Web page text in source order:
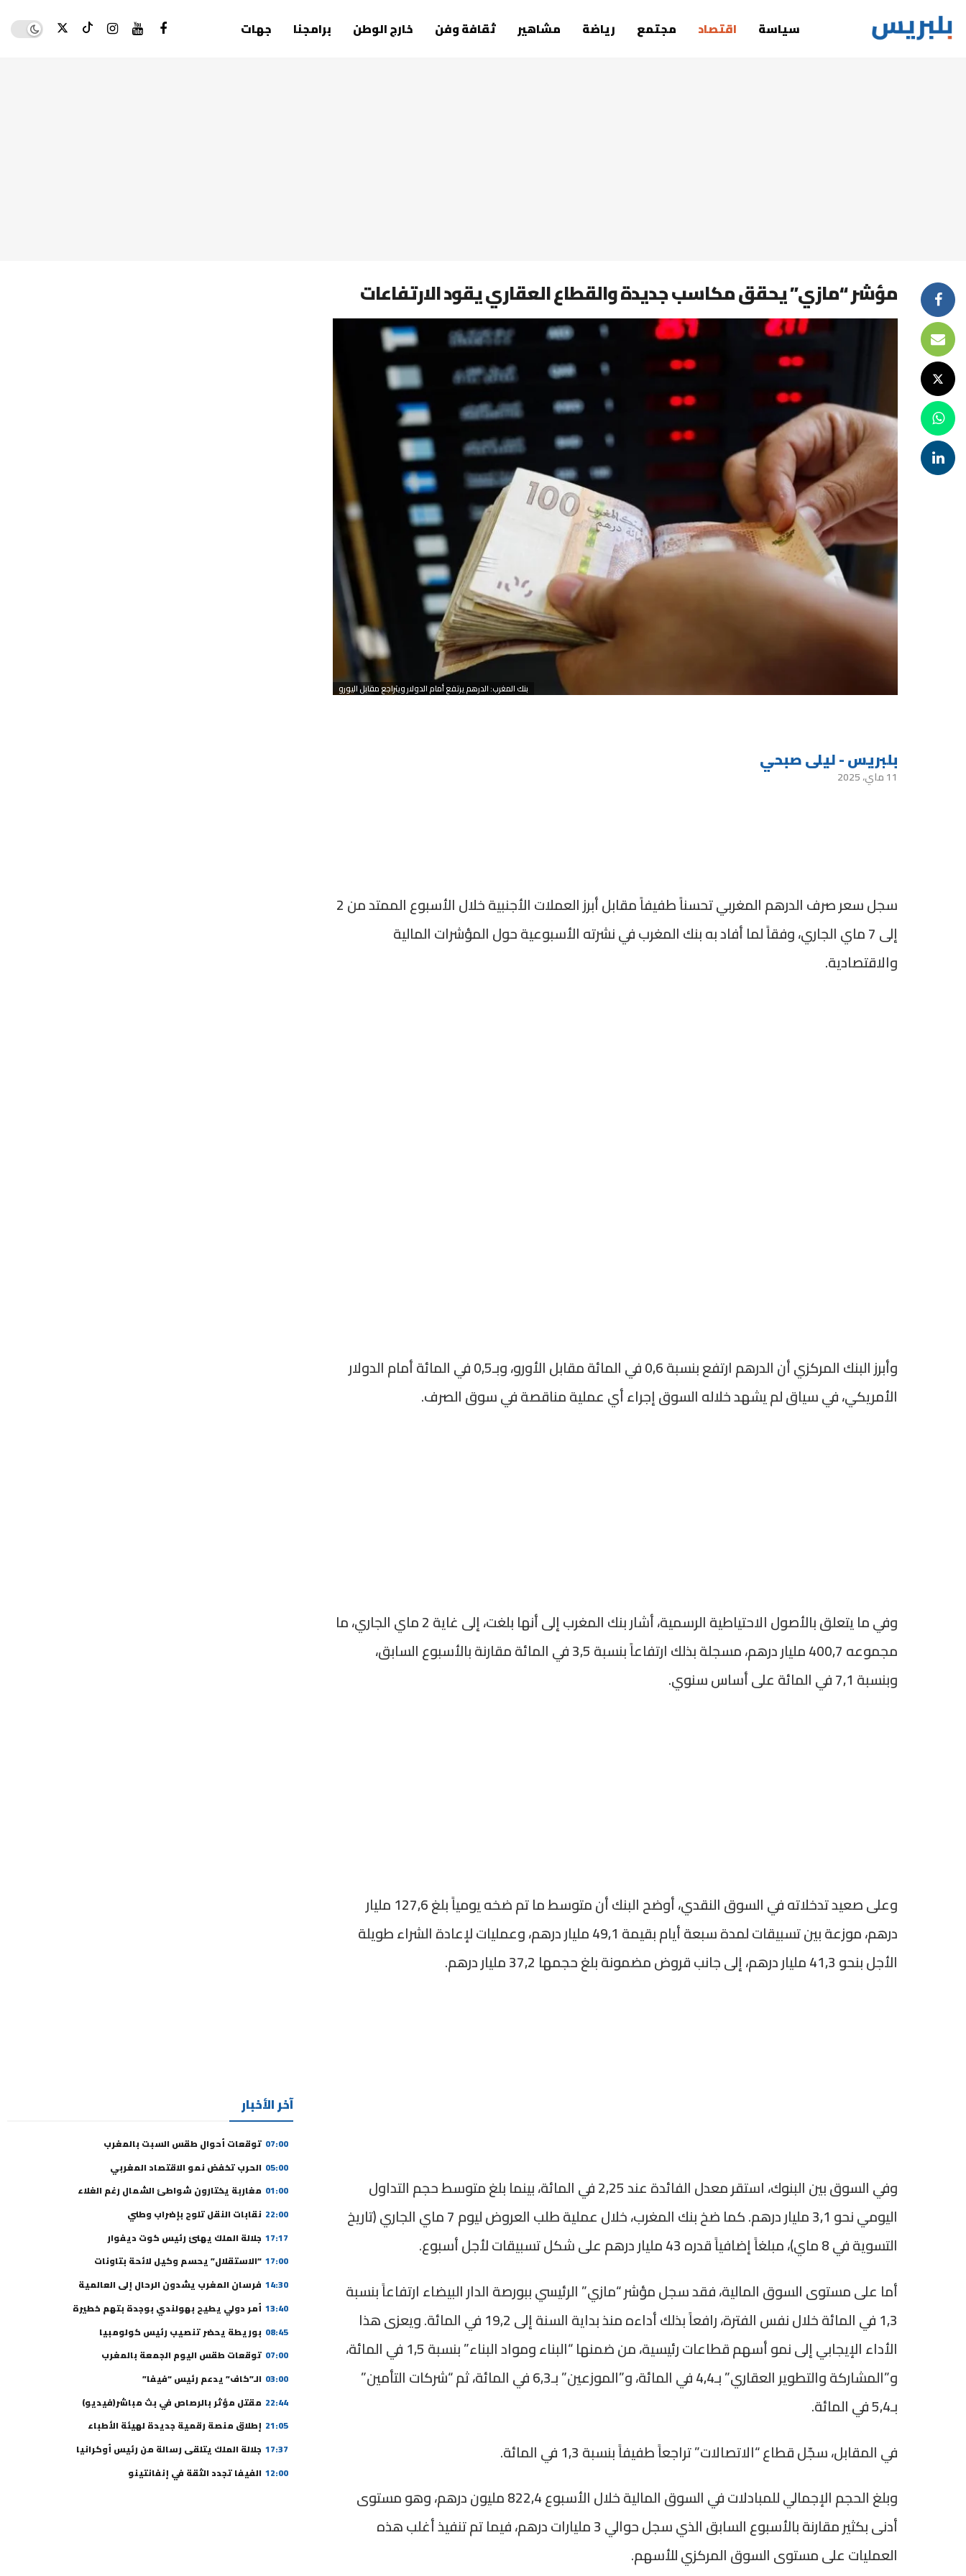
سياسة اقتصاد مجتمع رياضة مشاهير ثقافة وفن خارج الوطن برامجنا جهات mode
مؤشر “مازي” يحقق مكاسب جديدة والقطاع العقاري يقود الارتفاعات
بنك المغرب: الدرهم يرتفع أمام الدولار ويتراجع مقابل اليورو
بلبريس - ليلى صبحي
11 ماي، 2025
سجل سعر صرف الدرهم المغربي تحسناً طفيفاً مقابل أبرز العملات الأجنبية خلال الأسبوع الممتد من 2
إلى 7 ماي الجاري، وفقاً لما أفاد به بنك المغرب في نشرته الأسبوعية حول المؤشرات المالية
والاقتصادية.
وأبرز البنك المركزي أن الدرهم ارتفع بنسبة 0,6 في المائة مقابل الأورو، وبـ0,5 في المائة أمام الدولار
الأمريكي، في سياق لم يشهد خلاله السوق إجراء أي عملية مناقصة في سوق الصرف.
وفي ما يتعلق بالأصول الاحتياطية الرسمية، أشار بنك المغرب إلى أنها بلغت، إلى غاية 2 ماي الجاري، ما
مجموعه 400,7 مليار درهم، مسجلة بذلك ارتفاعاً بنسبة 3,5 في المائة مقارنة بالأسبوع السابق،
وبنسبة 7,1 في المائة على أساس سنوي.
وعلى صعيد تدخلاته في السوق النقدي، أوضح البنك أن متوسط ما تم ضخه يومياً بلغ 127,6 مليار
درهم، موزعة بين تسبيقات لمدة سبعة أيام بقيمة 49,1 مليار درهم، وعمليات لإعادة الشراء طويلة
الأجل بنحو 41,3 مليار درهم، إلى جانب قروض مضمونة بلغ حجمها 37,2 مليار درهم.
وفي السوق بين البنوك، استقر معدل الفائدة عند 2,25 في المائة، بينما بلغ متوسط حجم التداول
اليومي نحو 3,1 مليار درهم. كما ضخ بنك المغرب، خلال عملية طلب العروض ليوم 7 ماي الجاري (تاريخ
التسوية في 8 ماي)، مبلغاً إضافياً قدره 43 مليار درهم على شكل تسبيقات لأجل أسبوع.
أما على مستوى السوق المالية، فقد سجل مؤشر “مازي” الرئيسي ببورصة الدار البيضاء ارتفاعاً بنسبة
1,3 في المائة خلال نفس الفترة، رافعاً بذلك أداءه منذ بداية السنة إلى 19,2 في المائة. ويعزى هذا
الأداء الإيجابي إلى نمو أسهم قطاعات رئيسية، من ضمنها “البناء ومواد البناء” بنسبة 1,5 في المائة،
و”المشاركة والتطوير العقاري” بـ4,4 في المائة، و”الموزعين” بـ6,3 في المائة، ثم “شركات التأمين”
بـ5,4 في المائة.
في المقابل، سجّل قطاع “الاتصالات” تراجعاً طفيفاً بنسبة 1,3 في المائة.
وبلغ الحجم الإجمالي للمبادلات في السوق المالية خلال الأسبوع 822,4 مليون درهم، وهو مستوى
أدنى بكثير مقارنة بالأسبوع السابق الذي سجل حوالي 3 مليارات درهم، فيما تم تنفيذ أغلب هذه
العمليات على مستوى السوق المركزي للأسهم.
آخر الأخبار
07:00 توقعات أحوال طقس السبت بالمغرب
05:00 الحرب تخفض نمو الاقتصاد المغربي
01:00 مغاربة يختارون شواطئ الشمال رغم الغلاء
22:00 نقابات النقل تلوح بإضراب وطني
17:17 جلالة الملك يهنئ رئيس كوت ديفوار
17:00 “الاستقلال” يحسم وكيل لائحة بتاونات
14:30 فرسان المغرب يشدون الرحال إلى العالمية
13:40 أمر دولي يطيح بهولندي بوجدة بتهم خطيرة
08:45 بوريطة يحضر تنصيب رئيس كولومبيا
07:00 توقعات طقس اليوم الجمعة بالمغرب
03:00 الـ”كاف” يدعم رئيس “فيفا”
22:44 مقتل مؤثر بالرصاص في بث مباشر(فيديو)
21:05 إطلاق منصة رقمية جديدة لهيئة الأطباء
17:37 جلالة الملك يتلقى رسالة من رئيس أوكرانيا
12:00 الفيفا تجدد الثقة في إنفانتينو